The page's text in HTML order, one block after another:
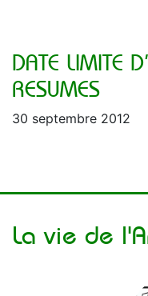
DATE LIMITE
RESUMES
30 septembre 2012
La vie de